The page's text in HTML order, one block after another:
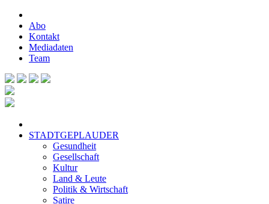
Abo
Kontakt
Mediadaten
Team
STADTGEPLAUDER
Gesundheit
Gesellschaft
Kultur
Land & Leute
Politik & Wirtschaft
Satire